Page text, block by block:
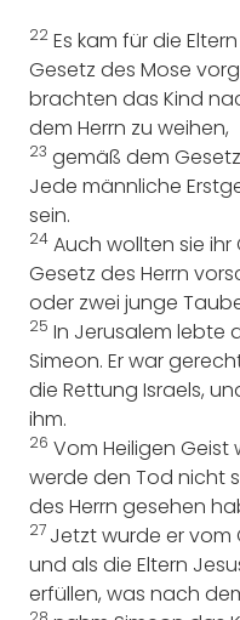
22 Es kam für die
Gesetz des Mose
brachten das Kind
dem Herrn zu weihen,
23 gemäß dem
Jede männliche
sein.
24 Auch wollten sie
Gesetz des Herrn
oder zwei junge
25 In Jerusalem lebte
Simeon. Er war
die Rettung Israels,
ihm.
26 Vom Heiligen
werde den Tod nicht
des Herrn gesehen
27 Jetzt wurde er vom
und als die Eltern
erfüllen, was nach